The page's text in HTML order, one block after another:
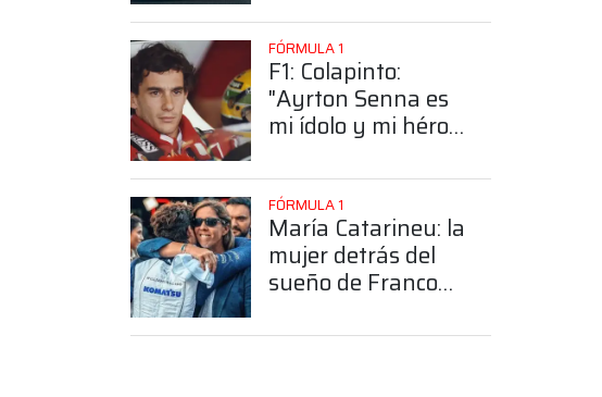
número 43
FÓRMULA 1
F1: Colapinto:
"Ayrton Senna es
mi ídolo y mi héroe
FÓRMULA 1
María Catarineu: la
mujer detrás del
sueño de Franco
Fórmula 1